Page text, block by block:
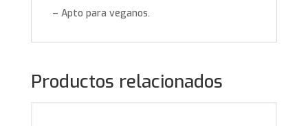
– Apto para veganos.
Productos relacionados